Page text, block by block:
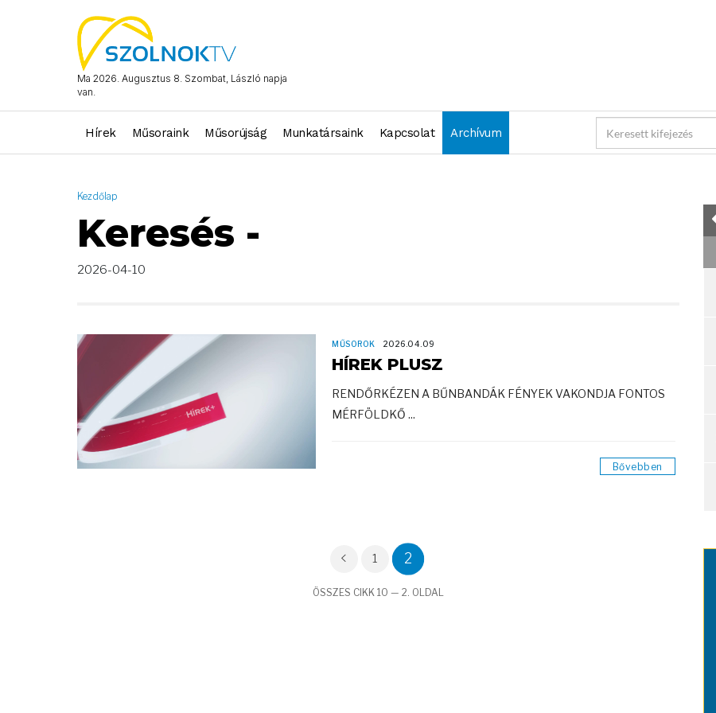
Ma 2026. Augusztus 8. Szombat, László napja
van.
Hírek Műsoraink Műsorújság Munkatársaink Kapcsolat Archívum
Kezdőlap
Keresés -
2026-04-10
MŰSOROK 2026.04.09
HÍREK PLUSZ
RENDŐRKÉZEN A BŰNBANDÁK FÉNYEK VAKONDJA FONTOS
MÉRFÖLDKŐ ...
Bővebben
1 2
ÖSSZES CIKK 10 — 2. OLDAL